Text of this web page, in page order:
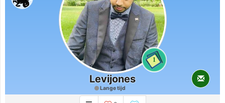
1
Levijones
Lange tijd